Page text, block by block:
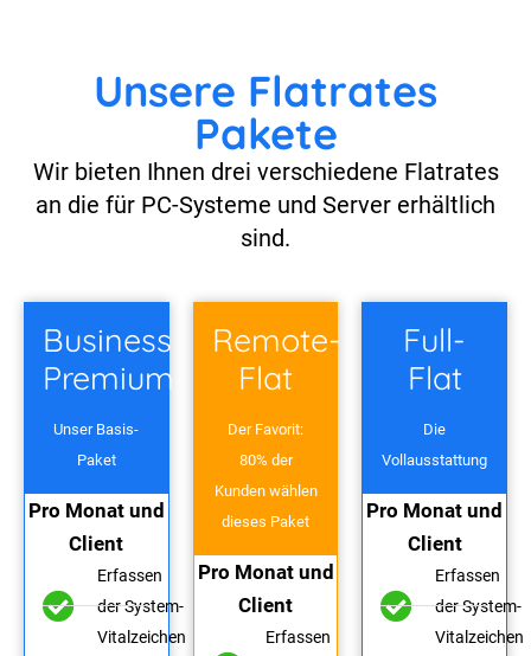
Unsere Flatrates
Pakete
Wir bieten Ihnen drei verschiedene Flatrates
an die für PC-Systeme und Server erhältlich
sind.
Business
Premium
Unser Basis-
Paket
Pro Monat und
Client
Erfassen
der System-
Vitalzeichen
Remote-
Flat
Der Favorit:
80% der
Kunden wählen
dieses Paket
Pro Monat und
Client
Erfassen
Full-
Flat
Die
Vollausstattung
Pro Monat und
Client
Erfassen
der System-
Vitalzeichen